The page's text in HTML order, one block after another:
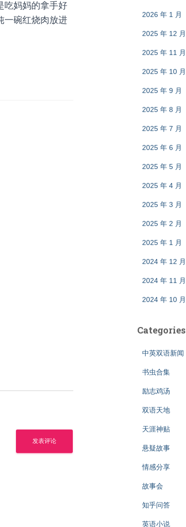
吃妈妈的拿手好
一碗红烧肉放进
2026 年 1 月
2025 年 12 月
2025 年 11 月
2025 年 10 月
2025 年 9 月
2025 年 8 月
2025 年 7 月
2025 年 6 月
2025 年 5 月
2025 年 4 月
2025 年 3 月
2025 年 2 月
2025 年 1 月
2024 年 12 月
2024 年 11 月
2024 年 10 月
Categories
中英双语新闻
书虫合集
励志鸡汤
双语天地
天涯神贴
悬疑故事
情感分享
故事会
知乎问答
英语小说